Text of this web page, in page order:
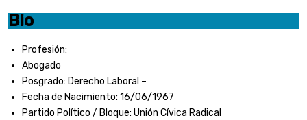
Bio
Profesión:
Abogado
Posgrado: Derecho Laboral –
Fecha de Nacimiento: 16/06/1967
Partido Político / Bloque: Unión Cívica Radical